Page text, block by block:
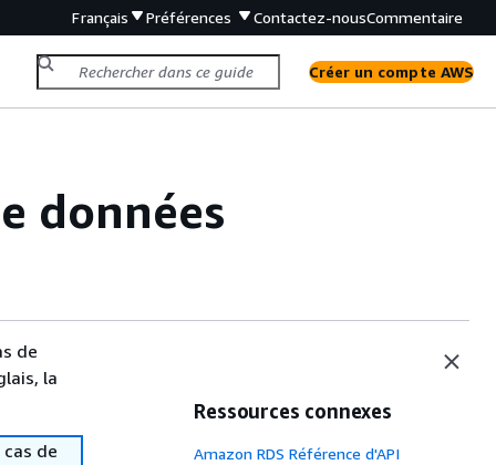
Français Préférences Contactez-nousCommentaire
Créer un compte AWS
données
de
la
de
Ressources connexes
Amazon RDS Référence d'API